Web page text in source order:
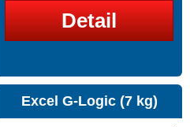
Detail
Excel G-Logic (7 kg)